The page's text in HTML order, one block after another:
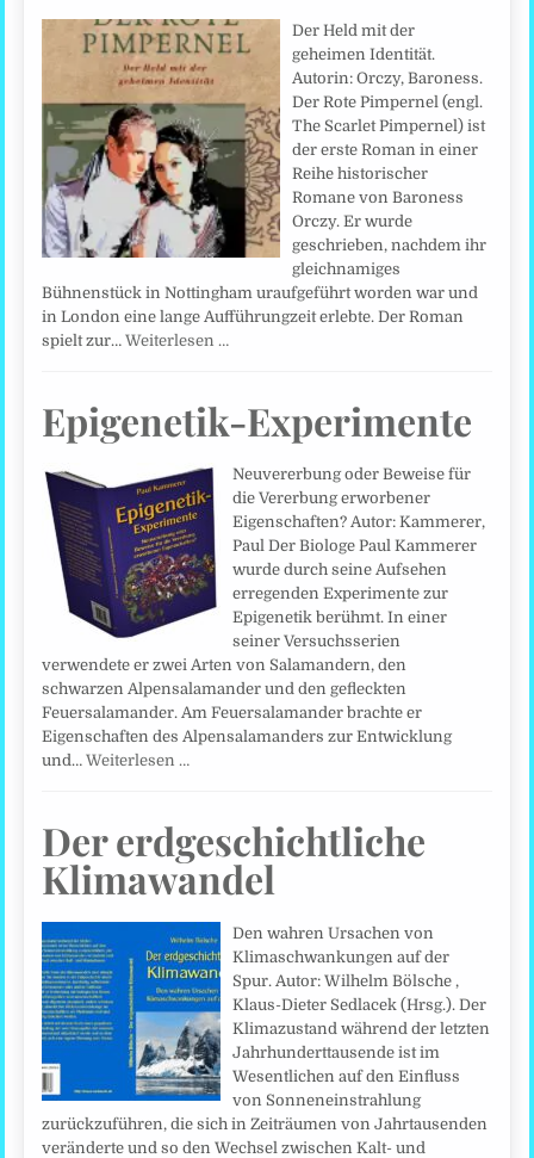
Der Held mit der
geheimen Identität.
Autorin: Orczy, Baroness.
Der Rote Pimpernel (engl.
The Scarlet Pimpernel) ist
der erste Roman in einer
Reihe historischer
Romane von Baroness
Orczy. Er wurde
geschrieben, nachdem ihr
gleichnamiges
Bühnenstück in Nottingham uraufgeführt worden war und
in London eine lange Aufführungzeit erlebte. Der Roman
spielt zur…Weiterlesen …
Epigenetik-Experimente
Neuvererbung oder Beweise für
die Vererbung erworbener
Eigenschaften? Autor: Kammerer,
Paul Der Biologe Paul Kammerer
wurde durch seine Aufsehen
erregenden Experimente zur
Epigenetik berühmt. In einer
seiner Versuchsserien
verwendete er zwei Arten von Salamandern, den
schwarzen Alpensalamander und den gefleckten
Feuersalamander. Am Feuersalamander brachte er
Eigenschaften des Alpensalamanders zur Entwicklung
und…Weiterlesen …
Der erdgeschichtliche
Klimawandel
Den wahren Ursachen von
Klimaschwankungen auf der
Spur. Autor: Wilhelm Bölsche ,
Klaus-Dieter Sedlacek (Hrsg.). Der
Klimazustand während der letzten
Jahrhunderttausende ist im
Wesentlichen auf den Einfluss
von Sonneneinstrahlung
zurückzuführen, die sich in Zeiträumen von Jahrtausenden
veränderte und so den Wechsel zwischen Kalt- und